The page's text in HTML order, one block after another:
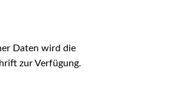
Daten wird die
zur Verfügung.